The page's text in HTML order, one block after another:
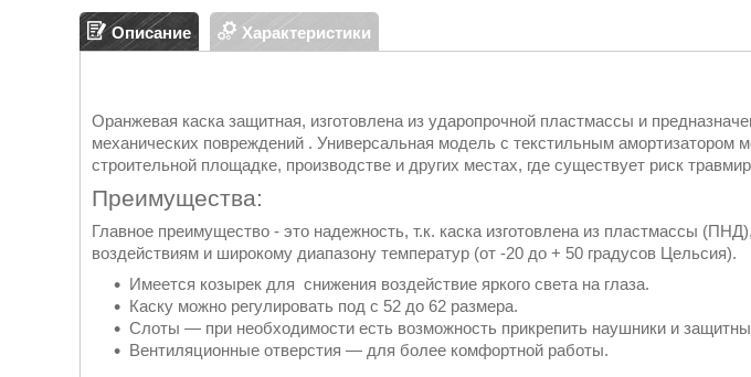
Описание Характеристики
Оранжевая каска защитная, изготовлена из ударопрочной пластмассы и
механических повреждений . Универсальная модель с текстильным амортизатором
строительной площадке, производстве и других местах, где существует риск
Преимущества:
Главное преимущество - это надежность, т.к. каска изготовлена из пластмассы
воздействиям и широкому диапазону температур (от -20 до + 50 градусов Цельсия).
Имеется козырек для снижения воздействие яркого света на глаза.
Каску можно регулировать под с 52 до 62 размера.
Слоты — при необходимости есть возможность прикрепить наушники и
Вентиляционные отверстия — для более комфортной работы.